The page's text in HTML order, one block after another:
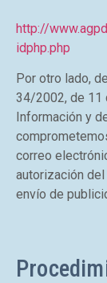
http://
idphp.php
Por otro lado,
34/2002, de 11
Información y
correo
autorización del
envío de